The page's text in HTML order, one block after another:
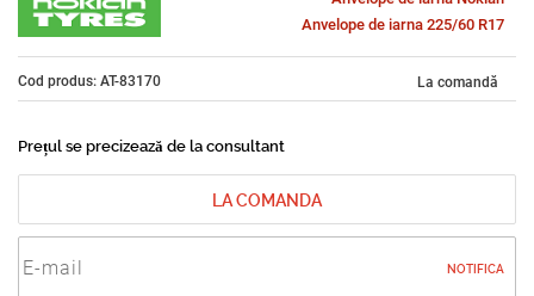
Anvelope de iarna 225/60 R17
Cod produs: AT-83170 La comandă
Prețul se precizează de la consultant
LA COMANDA
NOTIFICA